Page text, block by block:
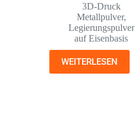
3D-Druck
Metallpulver,
Legierungspulver
auf Eisenbasis
WEITERLESEN